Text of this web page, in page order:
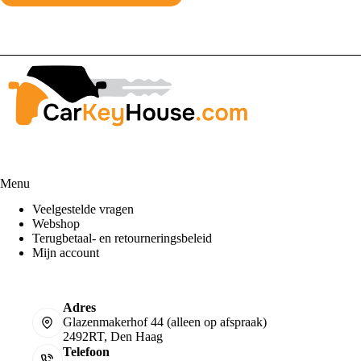
Menu
Veelgestelde vragen
Webshop
Terugbetaal- en retourneringsbeleid
Mijn account
Adres
Glazenmakerhof 44 (alleen op afspraak)
2492RT, Den Haag
Telefoon